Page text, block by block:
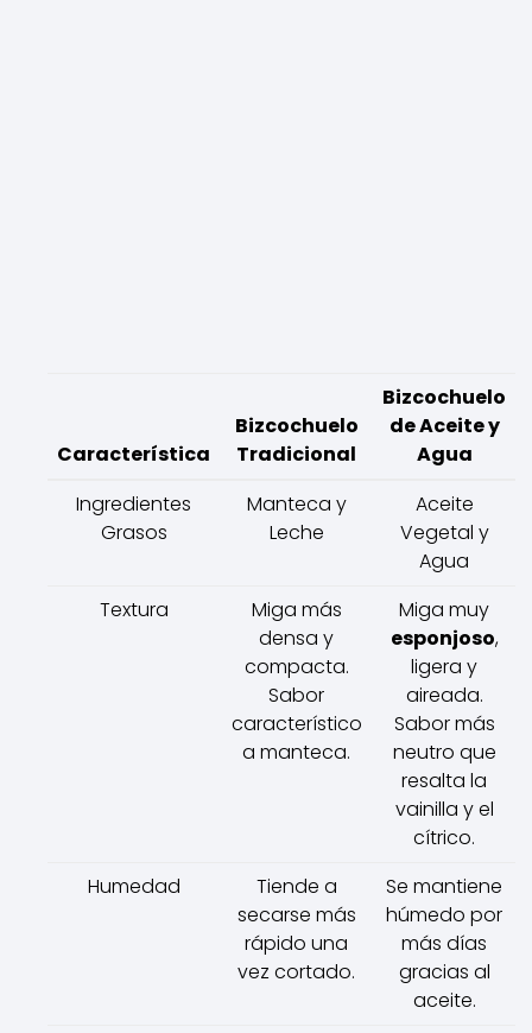
Característica
Bizcochuelo
Tradicional
Bizcochuelo
de Aceite y
Agua
Ingredientes
Grasos
Manteca y
Leche
Aceite
Vegetal y
Agua
Textura
Miga más
densa y
compacta.
Sabor
característico
a manteca.
Miga muy
esponjoso,
ligera y
aireada.
Sabor más
neutro que
resalta la
vainilla y el
cítrico.
Humedad
Tiende a
secarse más
rápido una
vez cortado.
Se mantiene
húmedo por
más días
gracias al
aceite.